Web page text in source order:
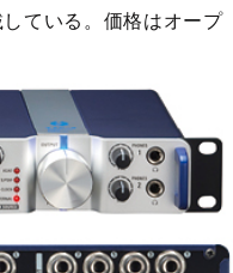
ている。価格はオープ